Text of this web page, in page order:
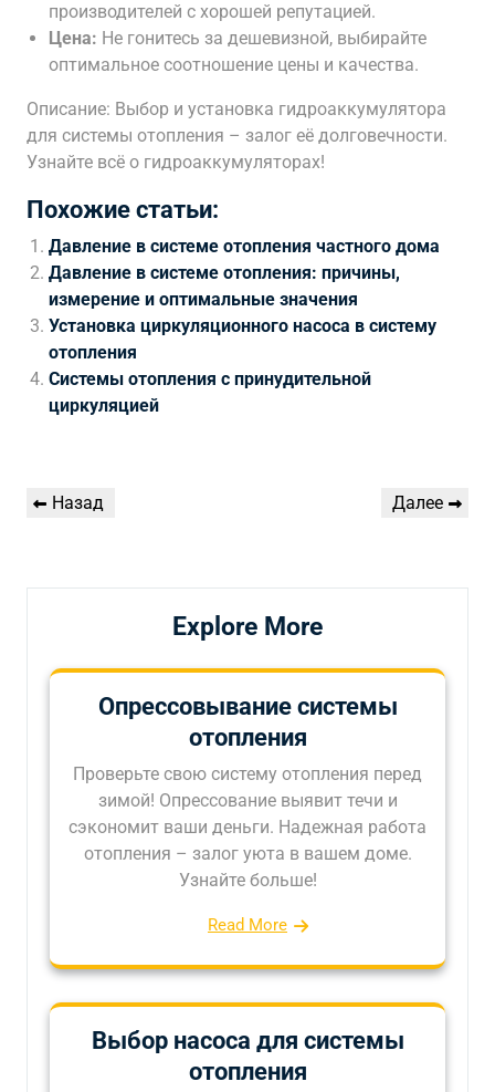
производителей с хорошей репутацией.
Цена: Не гонитесь за дешевизной, выбирайте
оптимальное соотношение цены и качества.
Описание: Выбор и установка гидроаккумулятора
для системы отопления – залог её долговечности.
Узнайте всё о гидроаккумуляторах!
Похожие статьи:
Давление в системе отопления частного дома
Давление в системе отопления: причины,
измерение и оптимальные значения
Установка циркуляционного насоса в систему
отопления
Системы отопления с принудительной
циркуляцией
Навигация
Предыдущая
Назад
Следующая
Далее
Explore More
Опрессовывание системы
отопления
Проверьте свою систему отопления перед
зимой! Опрессование выявит течи и
сэкономит ваши деньги. Надежная работа
отопления – залог уюта в вашем доме.
Узнайте больше!
Read More
Выбор насоса для системы
отопления